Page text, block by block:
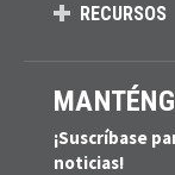
RECURSOS
¡Suscríbase
noticias!